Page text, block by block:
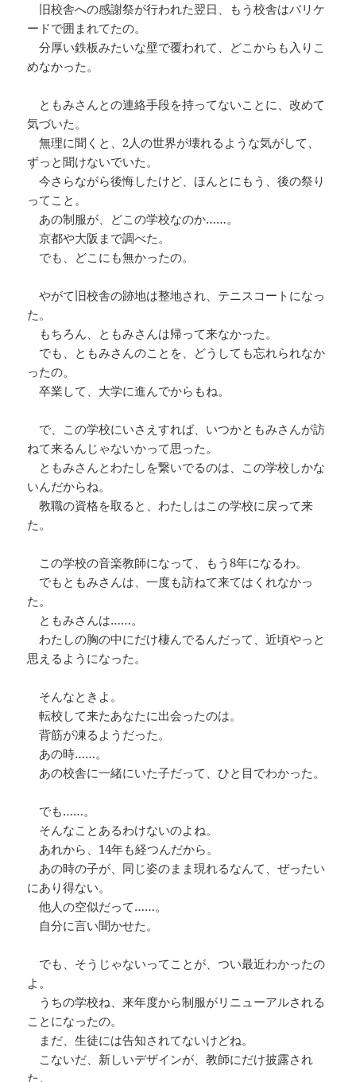
旧校舎への感謝祭が行われた翌日、もう校舎はバリケ
ードで囲まれてたの。
分厚い鉄板みたいな壁で覆われて、どこからも入りこ
めなかった。
ともみさんとの連絡手段を持ってないことに、改めて
気づいた。
無理に聞くと、2人の世界が壊れるような気がして、
ずっと聞けないでいた。
今さらながら後悔したけど、ほんとにもう、後の祭り
ってこと。
あの制服が、どこの学校なのか……。
京都や大阪まで調べた。
でも、どこにも無かったの。
やがて旧校舎の跡地は整地され、テニスコートになっ
た。
もちろん、ともみさんは帰って来なかった。
でも、ともみさんのことを、どうしても忘れられなか
ったの。
卒業して、大学に進んでからもね。
で、この学校にいさえすれば、いつかともみさんが訪
ねて来るんじゃないかって思った。
ともみさんとわたしを繋いでるのは、この学校しかな
いんだからね。
教職の資格を取ると、わたしはこの学校に戻って来
た。
この学校の音楽教師になって、もう8年になるわ。
でもともみさんは、一度も訪ねて来てはくれなかっ
た。
ともみさんは……。
わたしの胸の中にだけ棲んでるんだって、近頃やっと
思えるようになった。
そんなときよ。
転校して来たあなたに出会ったのは。
背筋が凍るようだった。
あの時……。
あの校舎に一緒にいた子だって、ひと目でわかった。
でも……。
そんなことあるわけないのよね。
あれから、14年も経つんだから。
あの時の子が、同じ姿のまま現れるなんて、ぜったい
にあり得ない。
他人の空似だって……。
自分に言い聞かせた。
でも、そうじゃないってことが、つい最近わかったの
よ。
うちの学校ね、来年度から制服がリニューアルされる
ことになったの。
まだ、生徒には告知されてないけどね。
こないだ、新しいデザインが、教師にだけ披露され
た。